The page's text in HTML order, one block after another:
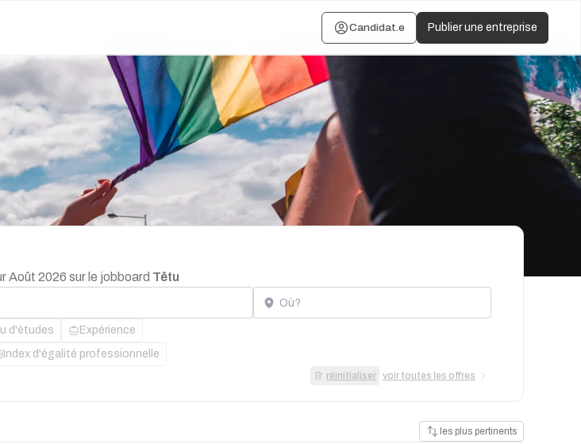
Candidat.e Publier une entreprise
Août 2026 sur le jobboard Têtu
Localisation
d'études Expérience
Index d'égalité professionnelle
réinitialiser voir toutes les offres
les plus pertinents